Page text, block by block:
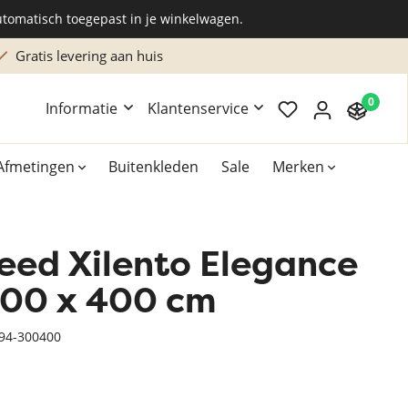
toegepast in je winkelwagen.
Gratis levering aan huis
Informatie Klantenservice 0
Buitenkleden Sale Merken
Overig
Accessoires
Xilento vloerkleden
Xilento Elegance
x 400 cm
300400